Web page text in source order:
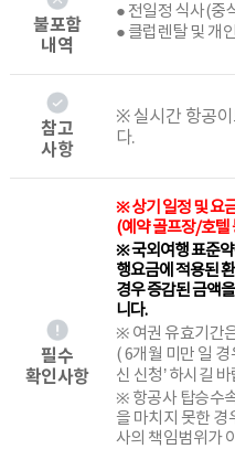
불포함
내역
● 전일정 식사(중
● 클럽렌탈 및 개
참고
사항
※ 실시간 항공이
다.
필수
확인사항
※ 상기 일정 및 요
(예약 골프장/호텔
※ 국외여행 표준약
행요금에 적용된
경우 증감된 금액
니다.
※ 여권 유효기간
( 6개월 미만 일
신 신청’ 하시길
※ 항공사 탑승수
을 마치지 못한 경
사의 책임범위가